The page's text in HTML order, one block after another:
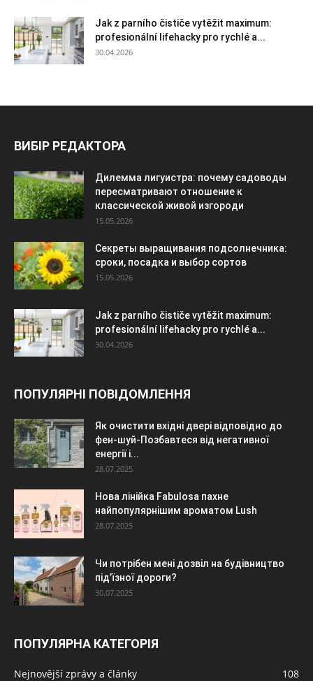
Jak z parního čističe vytěžit maximum:
profesionální lifehacky pro rychlé a...
30.04.2026
ВИБІР РЕДАКТОРА
Дилемма лигуистра: почему садоводы
пересматривают отношение к
классической живой изгороди
15.05.2026
Секреты выращивания подсолнечника:
сроки, посадка и выбор сортов
15.05.2026
Jak z parního čističe vytěžit maximum:
profesionální lifehacky pro rychlé a...
30.04.2026
ПОПУЛЯРНІ ПОВІДОМЛЕННЯ
Як очистити вхідні двері відповідно до
фен-шуй-Позбавтеся від негативної
енергії і...
28.07.2025
Нова лінійка Fabulosa пахне
найпопулярнішим ароматом Lush
28.07.2025
Чи потрібен мені дозвіл на будівництво
під’їзної дороги?
30.07.2025
ПОПУЛЯРНА КАТЕГОРІЯ
Nejnovější zprávy a články 108